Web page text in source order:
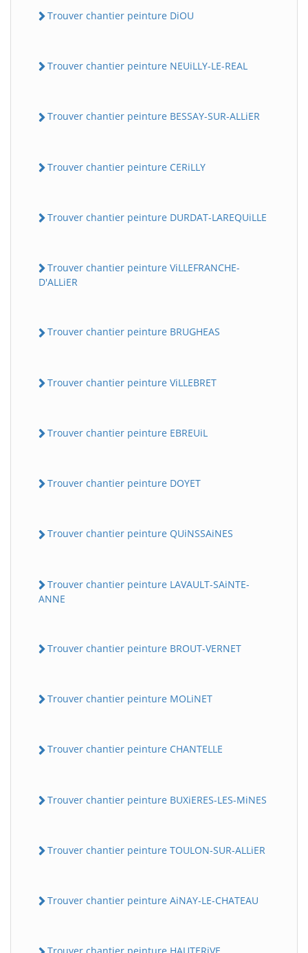
Trouver chantier peinture DiOU
Trouver chantier peinture NEUiLLY-LE-REAL
Trouver chantier peinture BESSAY-SUR-ALLiER
Trouver chantier peinture CERiLLY
Trouver chantier peinture DURDAT-LAREQUiLLE
Trouver chantier peinture ViLLEFRANCHE-
D'ALLiER
Trouver chantier peinture BRUGHEAS
Trouver chantier peinture ViLLEBRET
Trouver chantier peinture EBREUiL
Trouver chantier peinture DOYET
Trouver chantier peinture QUiNSSAiNES
Trouver chantier peinture LAVAULT-SAiNTE-
ANNE
Trouver chantier peinture BROUT-VERNET
Trouver chantier peinture MOLiNET
Trouver chantier peinture CHANTELLE
Trouver chantier peinture BUXiERES-LES-MiNES
Trouver chantier peinture TOULON-SUR-ALLiER
Trouver chantier peinture AiNAY-LE-CHATEAU